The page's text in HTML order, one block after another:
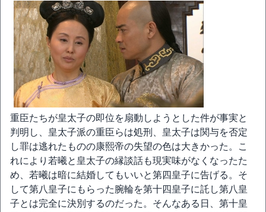
重臣たちが皇太子の即位を扇動しようとした件が事実と
判明し、皇太子派の重臣らは処刑、皇太子は関与を否定
し罪は逃れたものの康熙帝の失望の色は大きかった。こ
れにより若曦と皇太子の縁談話も現実味がなくなったた
め、若曦は暗に結婚してもいいと第四皇子に告げる。そ
して第八皇子にもらった腕輪を第十四皇子に託し第八皇
子とは完全に決別するのだった。そんなある日、第十皇